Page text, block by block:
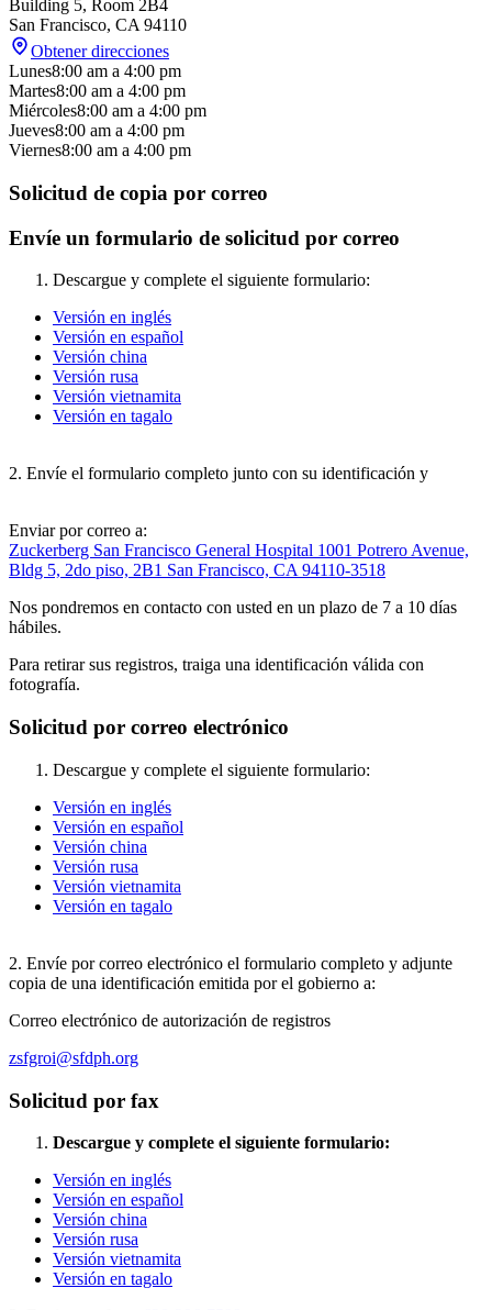
Building 5, Room 2B4
San Francisco, CA 94110
Obtener direcciones
Lunes8:00 am a 4:00 pm
Martes8:00 am a 4:00 pm
Miércoles8:00 am a 4:00 pm
Jueves8:00 am a 4:00 pm
Viernes8:00 am a 4:00 pm
Solicitud de copia por correo
Envíe un formulario de solicitud por correo
Descargue y complete el siguiente formulario:
Versión en inglés
Versión en español
Versión china
Versión rusa
Versión vietnamita
Versión en tagalo
2. Envíe el formulario completo junto con su identificación y
Enviar por correo a:
Zuckerberg San Francisco General Hospital 1001 Potrero Avenue,
Bldg 5, 2do piso, 2B1 San Francisco, CA 94110-3518
Nos pondremos en contacto con usted en un plazo de 7 a 10 días
hábiles.
Para retirar sus registros, traiga una identificación válida con
fotografía.
Solicitud por correo electrónico
Descargue y complete el siguiente formulario:
Versión en inglés
Versión en español
Versión china
Versión rusa
Versión vietnamita
Versión en tagalo
2. Envíe por correo electrónico el formulario completo y adjunte
copia de una identificación emitida por el gobierno a:
Correo electrónico de autorización de registros
zsfgroi@sfdph.org
Solicitud por fax
Descargue y complete el siguiente formulario:
Versión en inglés
Versión en español
Versión china
Versión rusa
Versión vietnamita
Versión en tagalo